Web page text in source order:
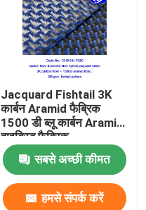
Jacquard Fishtail 3K
कार्बन Aramid फैब्रिक
1500 डी ब्लू कार्बन Aramid
हाइब्रिड फैब्रिक
सबसे अच्छी कीमत
हमसे संपर्क करें